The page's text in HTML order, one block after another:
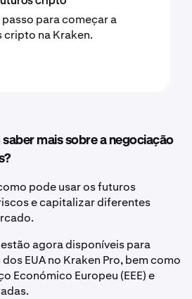
passo para começar a
na Kraken.
mais sobre a negociação
pode usar os futuros
e capitalizar diferentes
agora disponíveis para
EUA no Kraken Pro, bem como
Económico Europeu (EEE) e